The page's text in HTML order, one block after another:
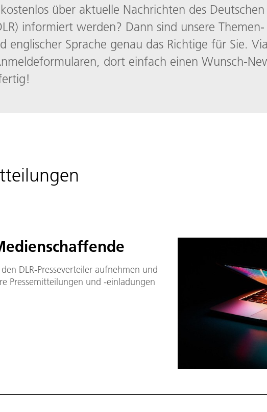
über aktuelle Nachrichten des
informiert werden? Dann sind unsere
englischer Sprache genau das Richtige für Sie.
dort einfach einen Wunsch-
den DLR-Pres­se­ver­tei­ler auf­neh­men und
Pres­se­mit­tei­lun­gen und -ein­la­dun­gen